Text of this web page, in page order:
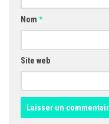
Nom *
Site web